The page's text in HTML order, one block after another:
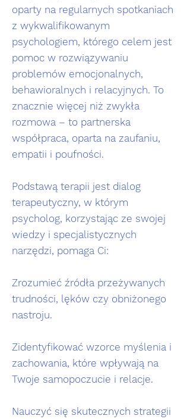
oparty na regularnych spotkaniach
z wykwalifikowanym
psychologiem, którego celem jest
pomoc w rozwiązywaniu
problemów emocjonalnych,
behawioralnych i relacyjnych. To
znacznie więcej niż zwykła
rozmowa – to partnerska
współpraca, oparta na zaufaniu,
empatii i poufności.
Podstawą terapii jest dialog
terapeutyczny, w którym
psycholog, korzystając ze swojej
wiedzy i specjalistycznych
narzędzi, pomaga Ci:
Zrozumieć źródła przeżywanych
trudności, lęków czy obniżonego
nastroju.
Zidentyfikować wzorce myślenia i
zachowania, które wpływają na
Twoje samopoczucie i relacje.
Nauczyć się skutecznych strategii